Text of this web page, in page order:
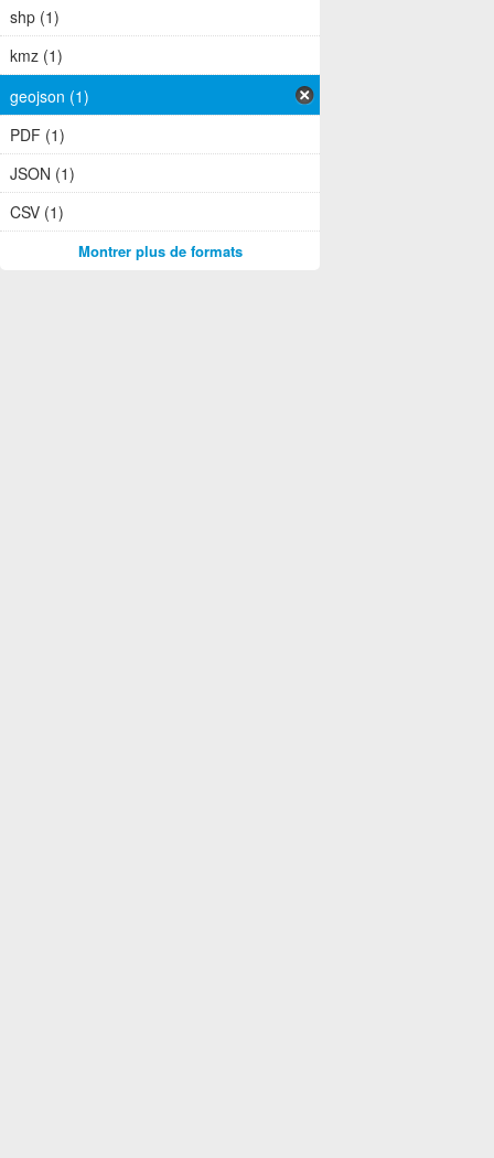
shp (1)
kmz (1)
geojson (1)
PDF (1)
JSON (1)
CSV (1)
Montrer plus de formats